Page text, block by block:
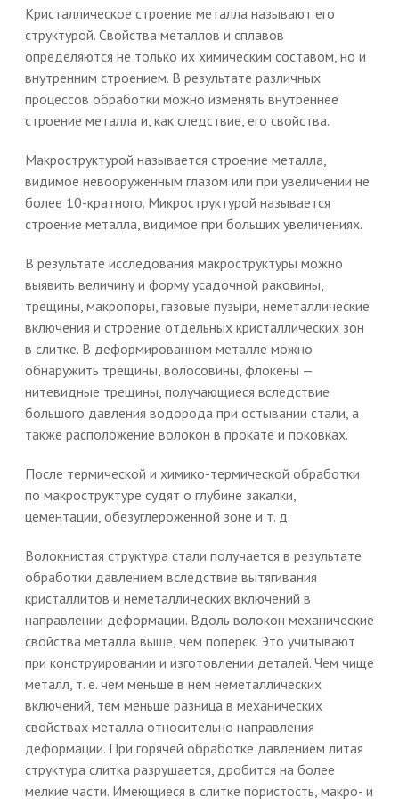
Кристаллическое строение металла называют его
структурой. Свойства металлов и сплавов
определяются не только их химическим составом, но и
внутренним строением. В результате различных
процессов обработки можно изменять внутреннее
строение металла и, как следствие, его свойства.
Макроструктурой называется строение металла,
видимое невооруженным глазом или при увеличении не
более 10-кратного. Микроструктурой называется
строение металла, видимое при больших увеличениях.
В результате исследования макроструктуры можно
выявить величину и форму усадочной раковины,
трещины, макропоры, газовые пузыри, неметаллические
включения и строение отдельных кристаллических зон
в слитке. В деформированном металле можно
обнаружить трещины, волосовины, флокены —
нитевидные трещины, получающиеся вследствие
большого давления водорода при остывании стали, а
также расположение волокон в прокате и поковках.
После термической и химико-термической обработки
по макроструктуре судят о глубине закалки,
цементации, обезуглероженной зоне и т. д.
Волокнистая структура стали получается в результате
обработки давлением вследствие вытягивания
кристаллитов и неметаллических включений в
направлении деформации. Вдоль волокон механические
свойства металла выше, чем поперек. Это учитывают
при конструировании и изготовлении деталей. Чем чище
металл, т. е. чем меньше в нем неметаллических
включений, тем меньше разница в механических
свойствах металла относительно направления
деформации. При горячей обработке давлением литая
структура слитка разрушается, дробится на более
мелкие части. Имеющиеся в слитке пористость, макро- и